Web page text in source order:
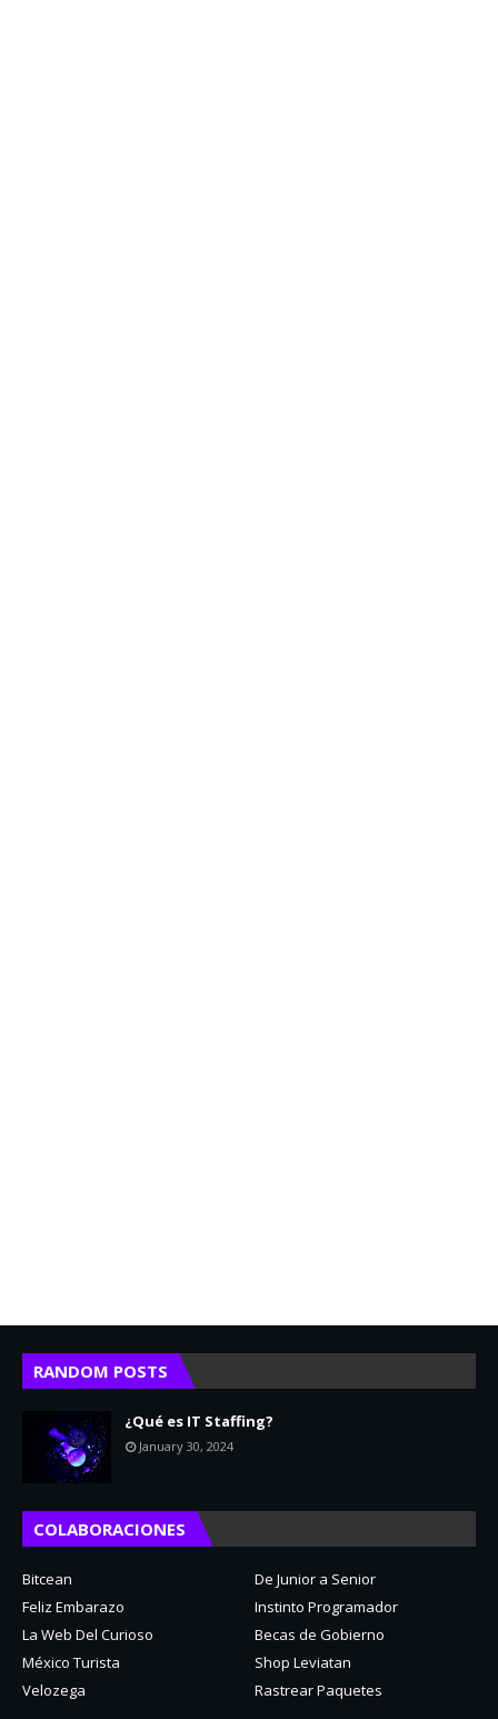
RANDOM POSTS
¿Qué es IT Staffing?
January 30, 2024
COLABORACIONES
Bitcean
De Junior a Senior
Feliz Embarazo
Instinto Programador
La Web Del Curioso
Becas de Gobierno
México Turista
Shop Leviatan
Velozega
Rastrear Paquetes